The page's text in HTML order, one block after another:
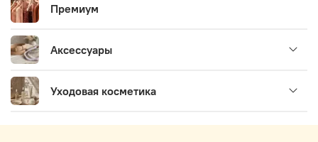
Премиум
Аксессуары
Уходовая косметика